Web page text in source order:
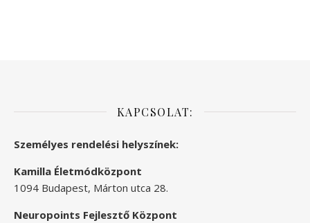
KAPCSOLAT:
Személyes rendelési helyszínek:
Kamilla Életmódközpont
1094 Budapest, Márton utca 28.
Neuropoints Fejlesztő Központ